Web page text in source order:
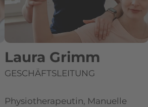
Laura Grimm
GESCHÄFTSLEITUNG
Physiotherapeutin, Manuelle